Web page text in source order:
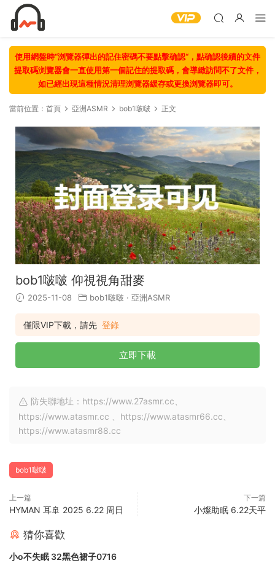
使用網盤時“浏覽器彈出的記住密碼不要點擊确認“，點确認後續的文件
提取碼浏覽器會一直使用第一個記住的提取碼，會導緻訪問不了文件，
如已經出現這種情況清理浏覽器緩存或更換浏覽器即可。
當前位置： 首頁 亞洲ASMR bob1啵啵 正文
bob1啵啵 仰視視角甜麥
2025-11-08 bob1啵啵 · 亞洲ASMR
僅限VIP下載，請先 登錄
立即下載
防失聯地址：https://www.27asmr.cc、
https://www.atasmr.cc 、https://www.atasmr66.cc、
https://www.atasmr88.cc
bob1啵啵
上一篇
HYMAN 耳🚢 2025 6.22 周日
下一篇
小燦助眠 6.22天平
猜你喜歡
小o不失眠 32黑色裙子0716